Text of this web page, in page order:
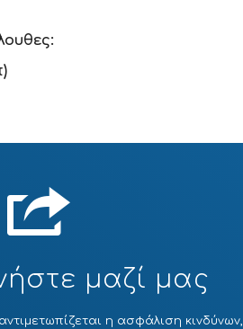
μαζί μας
η ασφάλιση κινδύνων,